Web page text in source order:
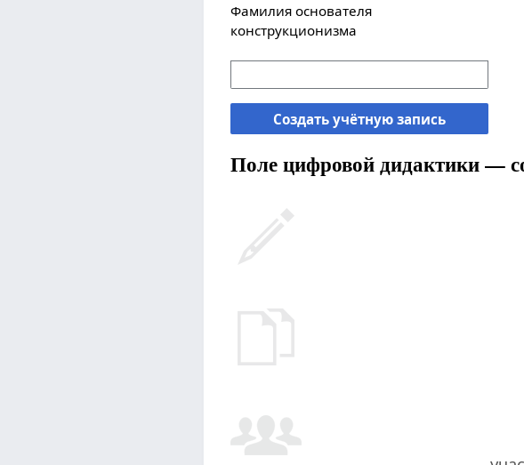
Фамилия основателя
конструкционизма
Создать учётную запись
Поле цифровой дидактики —